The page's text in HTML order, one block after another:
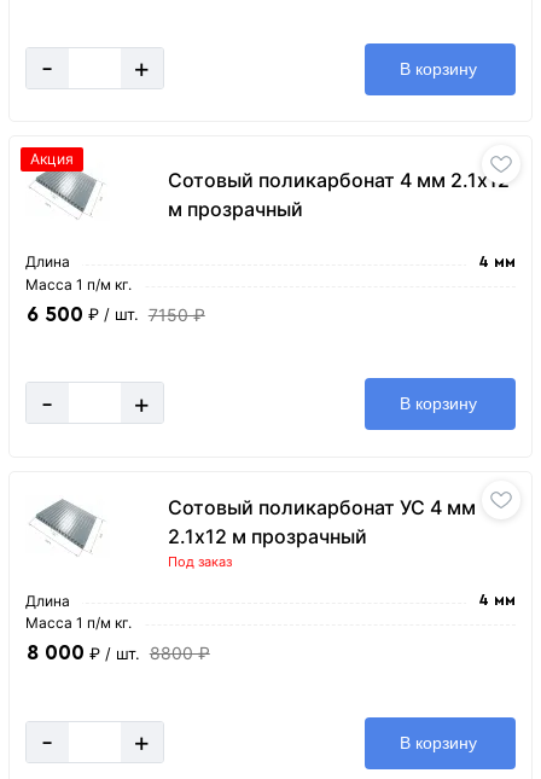
- + В корзину
Сотовый поликарбонат 4 мм 2.1х12
м прозрачный
Акция
Длина 4 мм
Масса 1 п/м кг.
6 500 ₽ / шт. 7150 ₽
- + В корзину
Сотовый поликарбонат УС 4 мм
2.1х12 м прозрачный
Под заказ
Длина 4 мм
Масса 1 п/м кг.
8 000 ₽ / шт. 8800 ₽
- + В корзину